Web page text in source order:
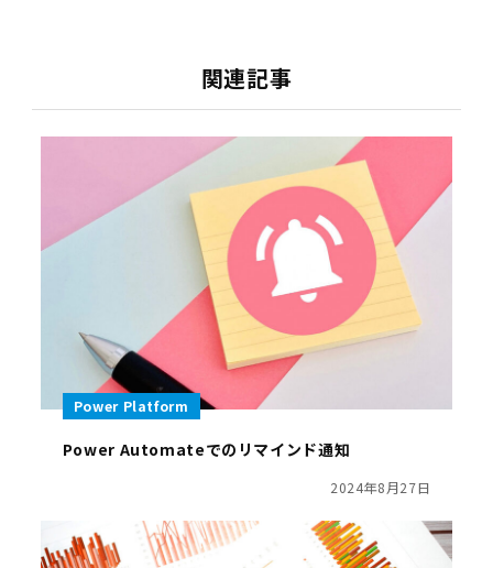
関連記事
Power Platform
Power Automateでのリマインド通知
2024年8月27日